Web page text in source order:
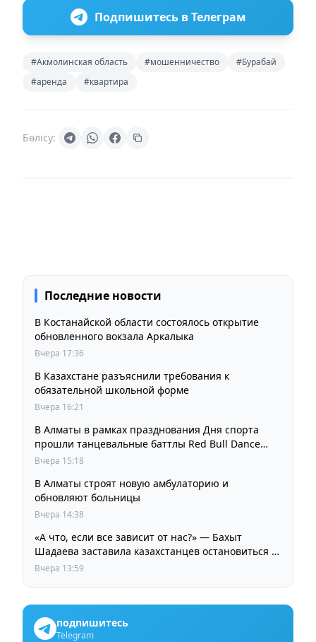
Подпишитесь в Телеграм
#Акмолинская область #мошенничество
#Бурабай
#аренда
#квартира
Бөлісу:
Последние новости
В Костанайской области состоялось открытие
обновленного вокзала Аркалыка
Вчера 17:36
В Казахстане разъяснили требования к
обязательной школьной форме
Вчера 16:21
В Алматы в рамках празднования Дня спорта
прошли танцевальные баттлы Red Bull Dance
Your Style
Вчера 15:18
В Алматы строят новую амбулаторию и
обновляют больницы
Вчера 14:38
«А что, если все зависит от нас?» — Бахыт
Шадаева заставила казахстанцев остановиться и
задуматься
Вчера 13:59
подпишитесь
Telegram